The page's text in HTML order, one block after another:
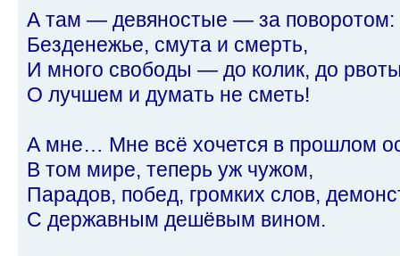
А там — девяностые — за поворотом:
Безденежье, смута и смерть,
И много свободы — до колик, до
О лучшем и думать не сметь!
А мне… Мне всё хочется в прошлом
В том мире, теперь уж чужом,
Парадов, побед, громких слов,
С державным дешёвым вином.